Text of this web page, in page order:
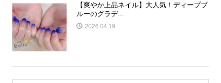
【爽やか上品ネイル】大人気！ディープブ
ルーのグラデ...
2026.04.19